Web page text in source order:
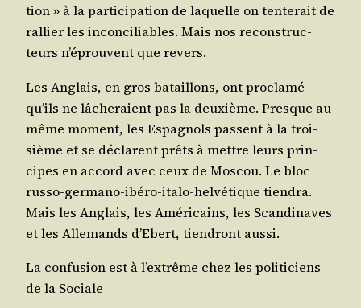
tion » à la par­ti­ci­pa­tion de laquelle on ten­te­rait de
ral­lier les incon­ci­liables. Mais nos recons­truc­
teurs n’éprouvent que revers.
Les Anglais, en gros bataillons, ont pro­cla­mé
qu’ils ne lâche­raient pas la deuxième. Presque au
même moment, les Espa­gnols passent à la troi­
sième et se déclarent prêts à mettre leurs prin­
cipes en accord avec ceux de Mos­cou. Le bloc
rus­so-ger­ma­no-ibé­ro-ita­lo-hel­vé­tique tien­dra.
Mais les Anglais, les Amé­ri­cains, les Scan­di­naves
et les Alle­mands d’Ebert, tien­dront aussi.
La confu­sion est à l’extrême chez les poli­ti­ciens
de la Sociale